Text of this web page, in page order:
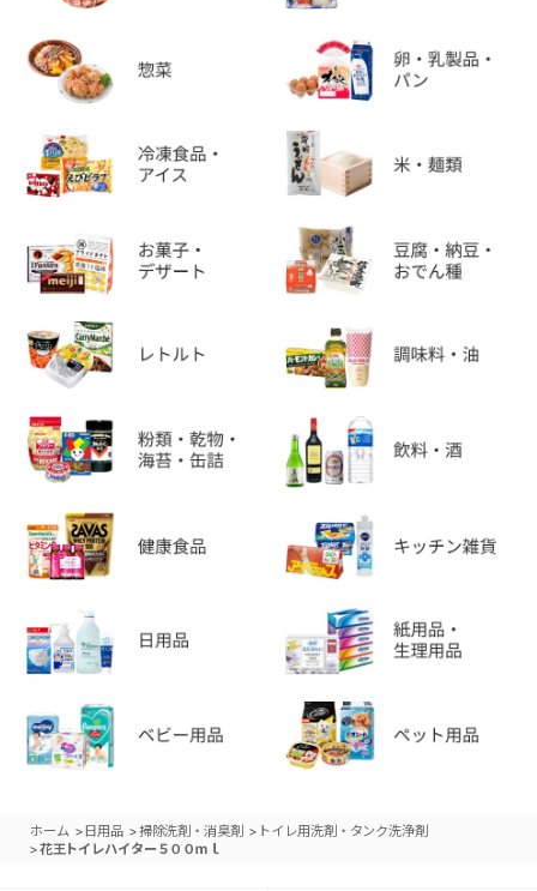
ホーム > 日用品 >掃除洗剤・消臭剤 > トイレ用洗剤・タンク洗浄剤
>花王トイレハイター５００ｍｌ